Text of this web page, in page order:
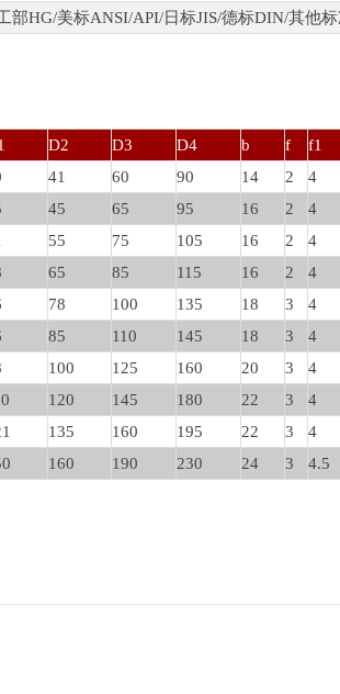
部HG/美标ANSI/API/日标JIS/德标DIN/其他标
D2 D3 D4 b f f1
41 60 90 14 2 4
45 65 95 16 2 4
55 75 105 16 2 4
65 85 115 16 2 4
78 100 135 18 3 4
85 110 145 18 3 4
100 125 160 20 3 4
120 145 180 22 3 4
135 160 195 22 3 4
160 190 230 24 3 4.5